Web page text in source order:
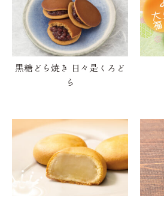
黒糖どら焼き 日々是くろど
ら